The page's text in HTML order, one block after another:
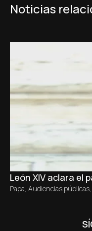
Noticias
León XIV aclara el
Papa, Audiencias públicas,